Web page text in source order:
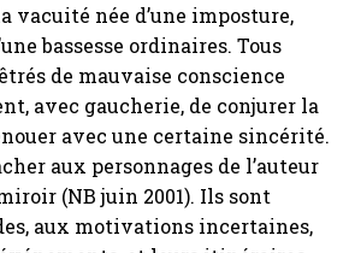
vacuité née d’une imposture,
bassesse ordinaires. Tous
de mauvaise conscience
avec gaucherie, de conjurer la
avec une certaine sincérité.
aux personnages de l’auteur
(NB juin 2001). Ils sont
aux motivations incertaines,